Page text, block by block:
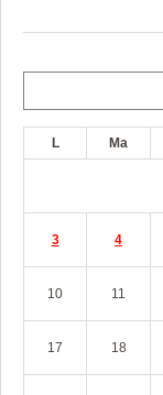
L Ma
3 4
10 11
17 18